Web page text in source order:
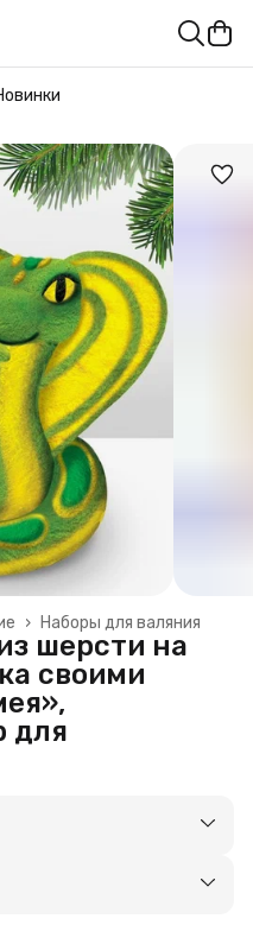
Наборы для валяния
›
шерсти на
своими
для